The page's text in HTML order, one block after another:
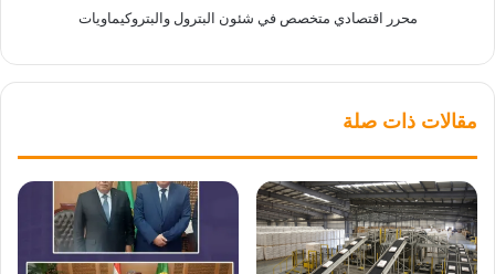
محرر اقتصادي متخصص في شئون البترول والبتروكيماويات
مقالات ذات صلة